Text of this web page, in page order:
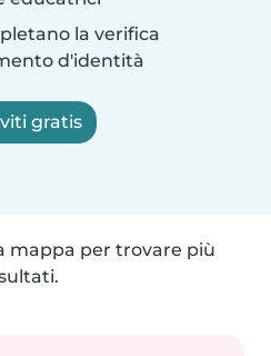
la verifica
d'identità
gratis
mappa per trovare più